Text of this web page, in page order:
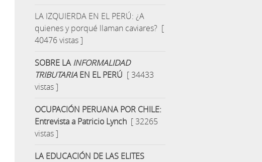
LA IZQUIERDA EN EL PERÚ: ¿A
quienes y porqué llaman caviares? [
40476 vistas ]
SOBRE LAINFORMALIDAD
TRIBUTARIAEN EL PERÚ [ 34433
vistas ]
OCUPACIÓN PERUANA POR CHILE:
Entrevista a Patricio Lynch [ 32265
vistas ]
LA EDUCACIÓN DE LAS ELITES